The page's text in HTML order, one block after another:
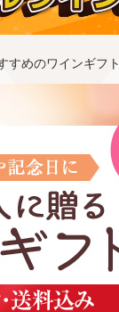
めのワインギフト